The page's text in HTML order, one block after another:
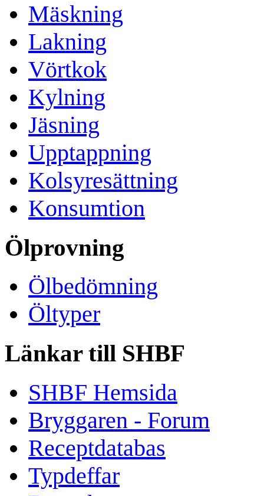
Mäskning
Lakning
Vörtkok
Kylning
Jäsning
Upptappning
Kolsyresättning
Konsumtion
Ölprovning
Ölbedömning
Öltyper
Länkar till SHBF
SHBF Hemsida
Bryggaren - Forum
Receptdatabas
Typdeffar